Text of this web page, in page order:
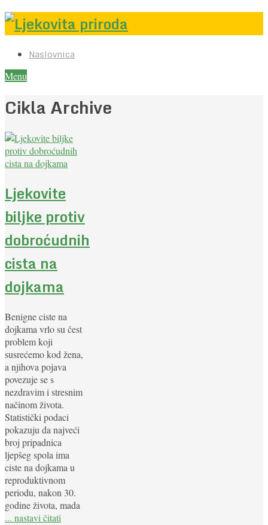
Naslovnica
Menu
Cikla Archive
Ljekovite
biljke protiv
dobroćudnih
cista na
dojkama
Benigne ciste na
dojkama vrlo su čest
problem koji
susrećemo kod žena,
a njihova pojava
povezuje se s
nezdravim i stresnim
načinom života.
Statistički podaci
pokazuju da najveći
broj pripadnica
ljepšeg spola ima
ciste na dojkama u
reproduktivnom
periodu, nakon 30.
godine života, mada
... nastavi čitati